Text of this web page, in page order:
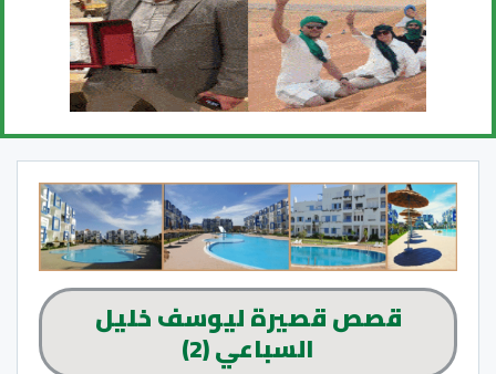
قصص قصيرة ليوسف خليل
السباعي (2)